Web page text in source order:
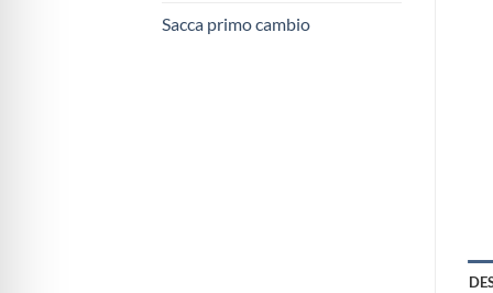
Sacca primo cambio